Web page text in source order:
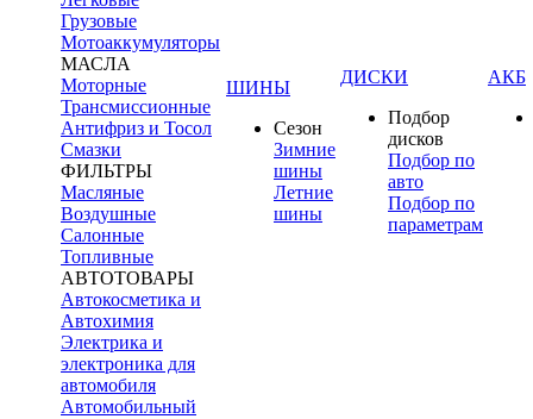
Грузовые
Мотоаккумуляторы
МАСЛА
Моторные
Трансмиссионные
Антифриз и Тосол
Смазки
ФИЛЬТРЫ
Масляные
Воздушные
Салонные
Топливные
АВТОТОВАРЫ
Автокосметика и
Автохимия
Электрика и
электроника для
автомобиля
Автомобильный
ШИНЫ
Сезон
Зимние
шины
Летние
шины
ДИСКИ
Подбор
дисков
Подбор по
авто
Подбор по
параметрам
АКБ